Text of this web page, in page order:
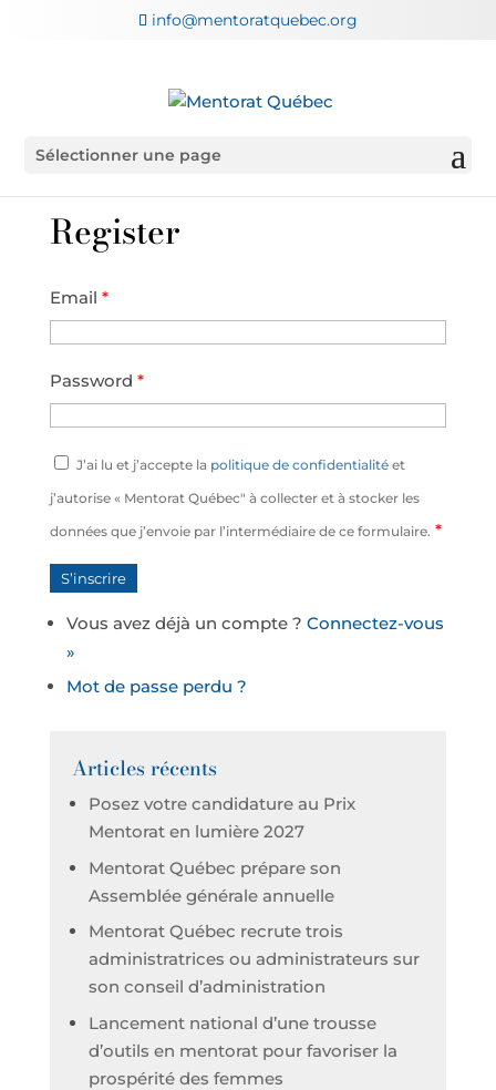
info@mentoratquebec.org
Sélectionner une page
Register
Email *
Password *
J’ai lu et j’accepte la politique de confidentialitéet
j’autorise « Mentorat Québec" à collecter et à stocker les
données que j’envoie par l’intermédiaire de ce formulaire. *
Vous avez déjà un compte ? Connectez-vous
»
Mot de passe perdu ?
Articles récents
Posez votre candidature au Prix
Mentorat en lumière 2027
Mentorat Québec prépare son
Assemblée générale annuelle
Mentorat Québec recrute trois
administratrices ou administrateurs sur
son conseil d’administration
Lancement national d’une trousse
d’outils en mentorat pour favoriser la
prospérité des femmes